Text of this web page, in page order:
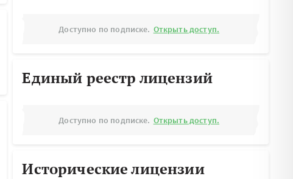
Доступно по подписке. Открыть доступ.
Единый реестр лицензий
Доступно по подписке. Открыть доступ.
Исторические лицензии